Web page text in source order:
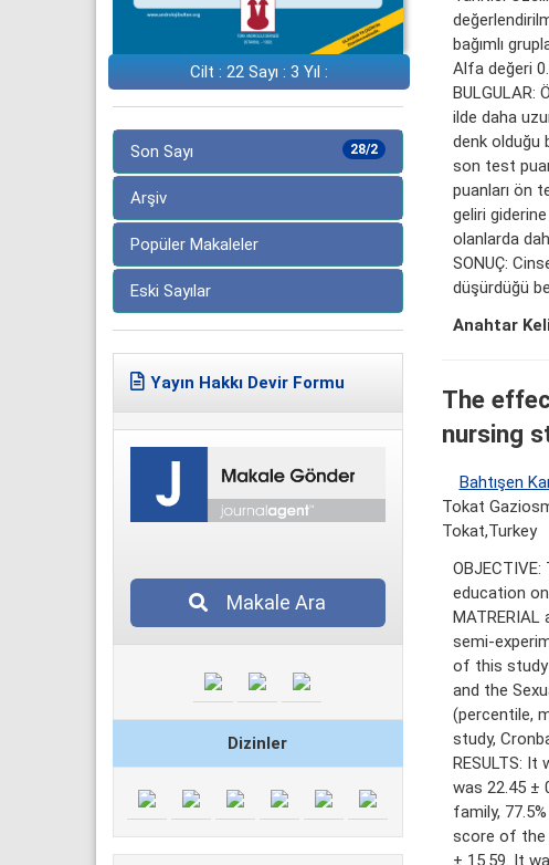
Cilt : 22 Sayı : 3 Yıl :
28/2
Son Sayı
Arşiv
Popüler Makaleler
Eski Sayılar
Yayın Hakkı Devir Formu
Makale Ara
Dizinler
bağımlı
Alfa değeri
BULGULAR:
ilde daha
denk olduğu
son test
puanları ön
geliri
olanlarda
SONUÇ:
düşürdüğü
Anahtar
The
nursing
Bahtışen
Tokat
Tokat,Turkey
education
semi-
of this
and the
(percentile,
study,
RESULTS:
was 22.45 ±
family,
score of the
± 15.59. It